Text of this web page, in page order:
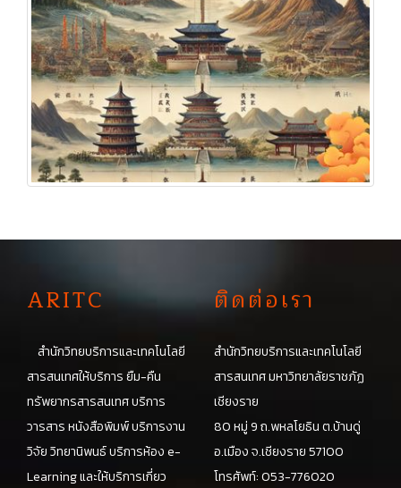
ARITC
สำนักวิทยบริการและเทคโนโลยี
สารสนเทศให้บริการ ยืม-คืน
ทรัพยากรสารสนเทศ บริการ
วารสาร หนังสือพิมพ์ บริการงาน
วิจัย วิทยานิพนธ์ บริการห้อง e-
Learning และให้บริการเกี่ยว
ติดต่อเรา
สำนักวิทยบริการและเทคโนโลยี
สารสนเทศ มหาวิทยาลัยราชภัฏ
เชียงราย
80 หมู่ 9 ถ.พหลโยธิน ต.บ้านดู่
อ.เมือง จ.เชียงราย 57100
โทรศัพท์: 053-776020